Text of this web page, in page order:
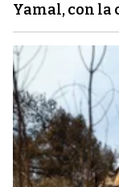
Yamal, con la